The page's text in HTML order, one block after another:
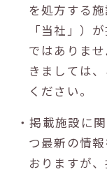
を処方する
「当社」）
ではありま
きましては
ください。
・掲載施設に
つ最新の情
おりますが